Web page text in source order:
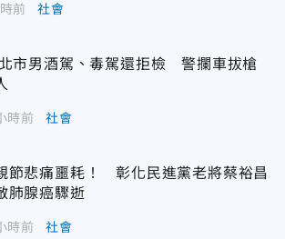
前 社會
市男酒駕、毒駕還拒檢 警攔車拔槍
時前 社會
節悲痛噩耗！ 彰化民進黨老將蔡裕昌
肺腺癌驟逝
時前 社會